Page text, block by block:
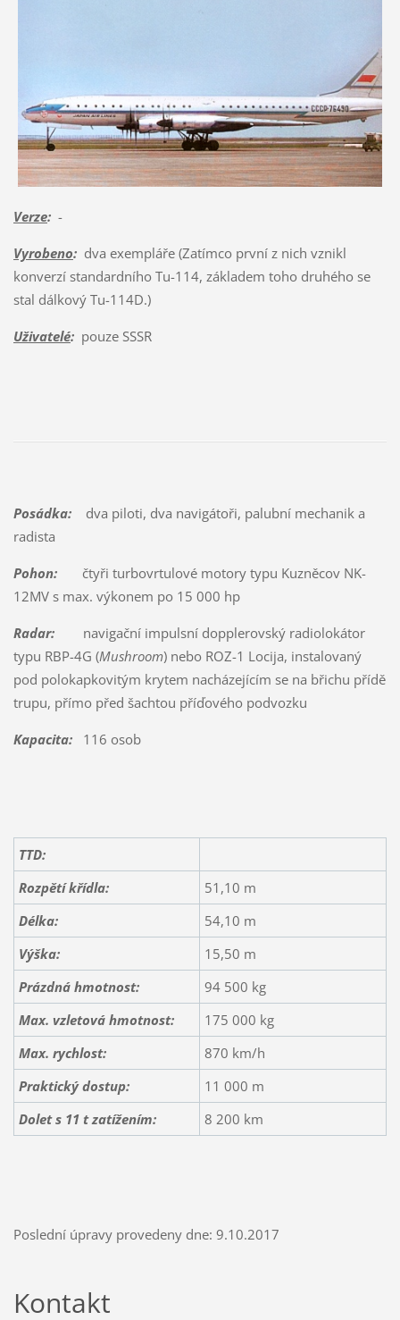
Verze:-
Vyrobeno:dva exempláře (Zatímco první z nich vznikl
konverzí standardního Tu-114, základem toho druhého se
stal dálkový Tu-114D.)
Uživatelé:pouze SSSR
Posádka:dva piloti, dva navigátoři, palubní mechanik a
radista
Pohon:čtyři turbovrtulové motory typu Kuzněcov NK-
12MV s max. výkonem po 15 000 hp
Radar:navigační impulsní dopplerovský radiolokátor
typu RBP-4G (Mushroom) nebo ROZ-1 Locija, instalovaný
pod polokapkovitým krytem nacházejícím se na břichu přídě
trupu, přímo před šachtou příďového podvozku
Kapacita:116 osob
TTD:
Rozpětí křídla:
51,10 m
Délka:
54,10 m
Výška:
15,50 m
Prázdná hmotnost:
94 500 kg
Max. vzletová hmotnost:
175 000 kg
Max. rychlost:
870 km/h
Praktický dostup:
11 000 m
Dolet s 11 t zatížením: 8 200 km
Poslední úpravy provedeny dne: 9.10.2017
Kontakt